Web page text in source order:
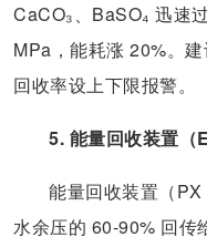
CaCO₃、BaSO₄ 迅速
MPa，能耗涨 20%。
回收率设上下限报警。
5. 能量回收装置（
能量回收装置（
水余压的 60-90% 回传